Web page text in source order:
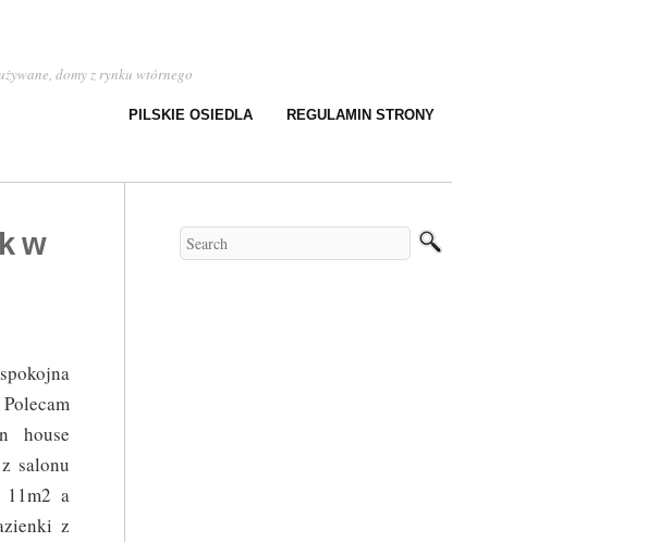
domy z rynku wtórnego
PILSKIE OSIEDLA REGULAMIN STRONY
w
house
salonu
11m2 a
z